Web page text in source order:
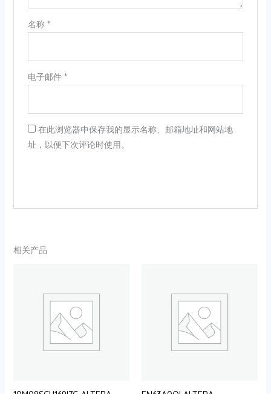
名称 *
电子邮件 *
在此浏览器中保存我的显示名称、邮箱地址和网站地
址，以便下次评论时使用。
相关产品